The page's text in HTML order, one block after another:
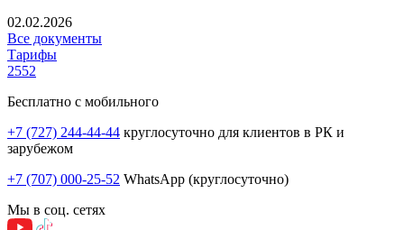
02.02.2026
Все документы
Тарифы
2552
Бесплатно с мобильного
+7 (727) 244-44-44 круглосуточно для клиентов в РК и
зарубежом
+7 (707) 000-25-52 WhatsApp (круглосуточно)
Мы в соц. сетях